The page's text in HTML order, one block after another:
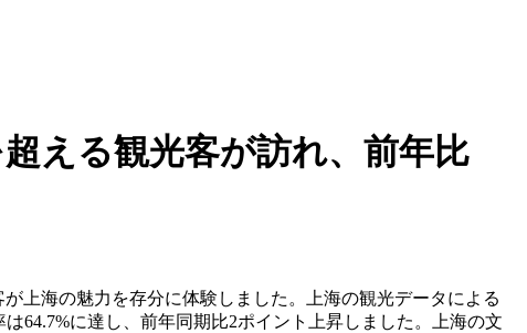
える観光客が訪れ、前年比
上海の魅力を存分に体験しました。上海の観光データによる
64.7%に達し、前年同期比2ポイント上昇しました。上海の文